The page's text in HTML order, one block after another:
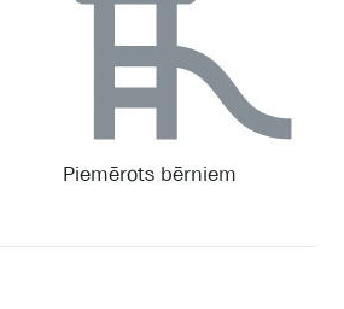
Piemērots bērniem